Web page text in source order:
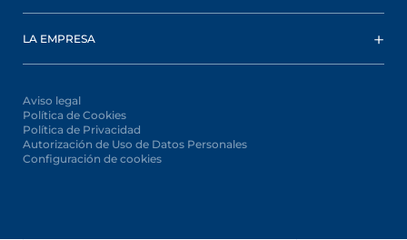
LA EMPRESA
Aviso legal
Política de Cookies
Política de Privacidad
Autorización de Uso de Datos Personales
Configuración de cookies